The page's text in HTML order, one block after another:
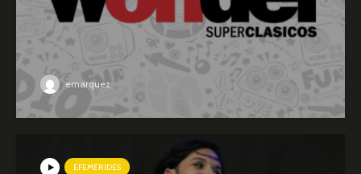
emarquez
EFEMÉRIDES